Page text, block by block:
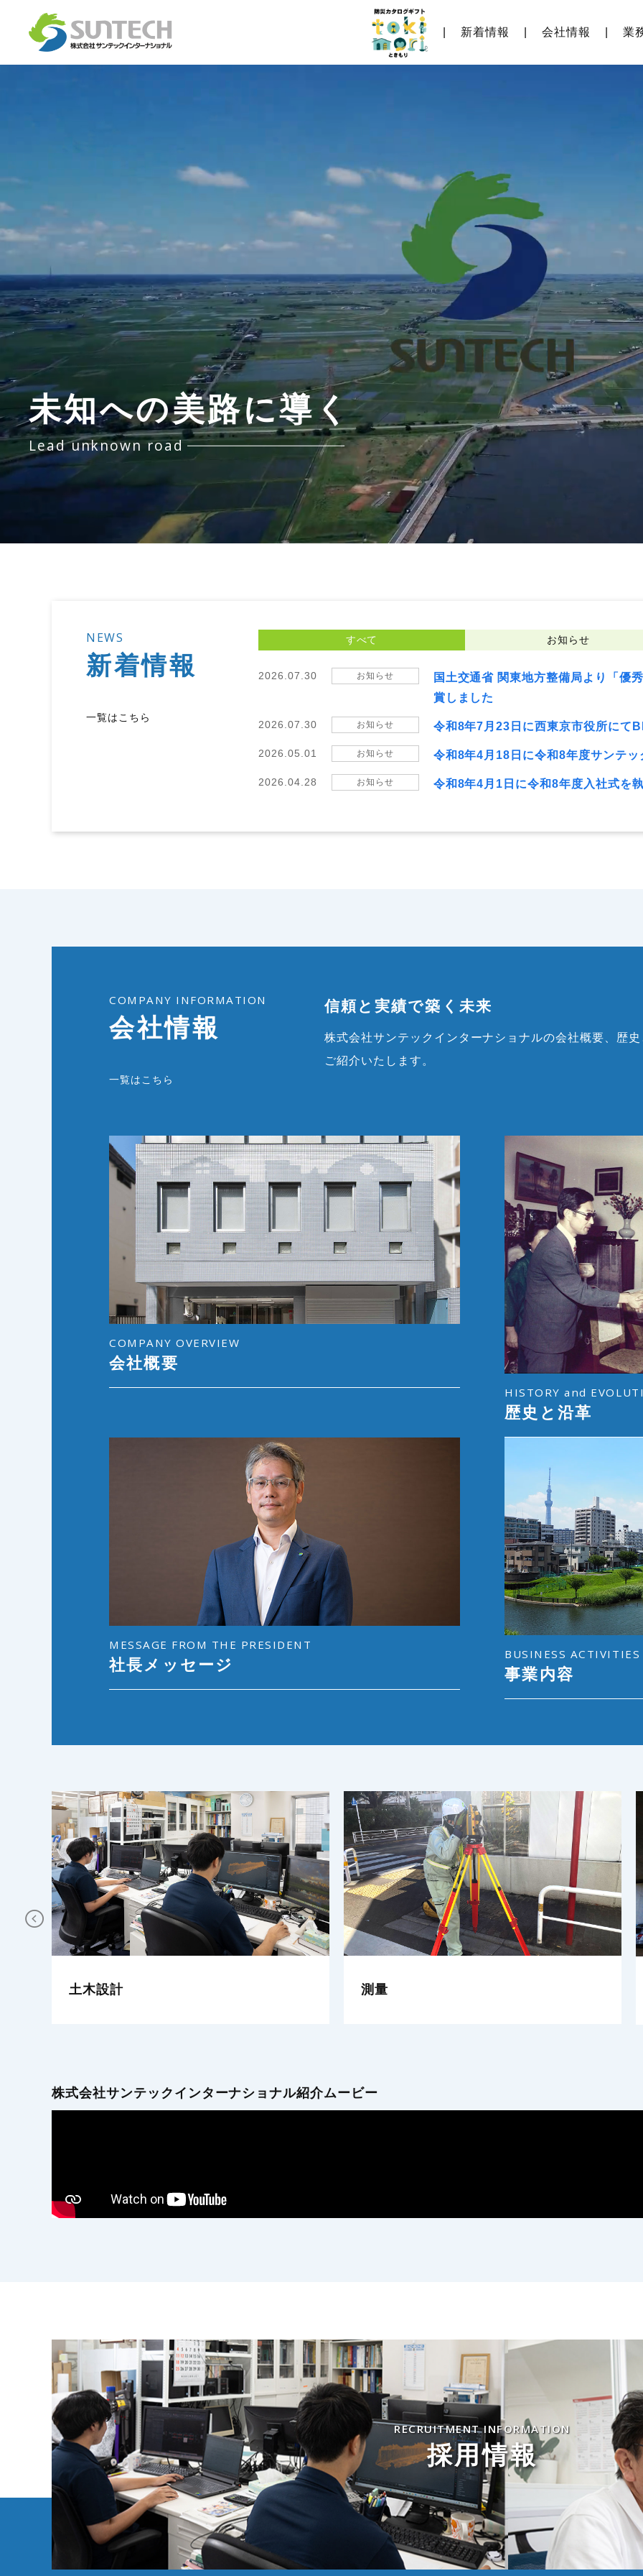
新着情報 会社情報 業
未知への美路に導く
Lead unknown road
NEWS
新着情報
一覧はこちら
すべて お知らせ
2026.07.30 お知らせ
国土交通省 関東地方整備局より「優
賞しました
2026.07.30 お知らせ 令和8年7月23日に西東京市役所にて
2026.05.01 お知らせ 令和8年4月18日に令和8年度サンテ
2026.04.28 お知らせ 令和8年4月1日に令和8年度入社式を
COMPANY INFORMATION
会社情報
一覧はこちら
信頼と実績で築く未来
株式会社サンテックインターナショナルの会社概要、歴
ご紹介いたします。
COMPANY OVERVIEW
会社概要
HISTORY and
歴史と沿革
MESSAGE FROM THE PRESIDENT
社長メッセージ
BUSINESS ACTIVITIES
事業内容
測量 調査
株式会社サンテックインターナショナル紹介ムービー
RECRUITMENT INFORMATION
採用情報